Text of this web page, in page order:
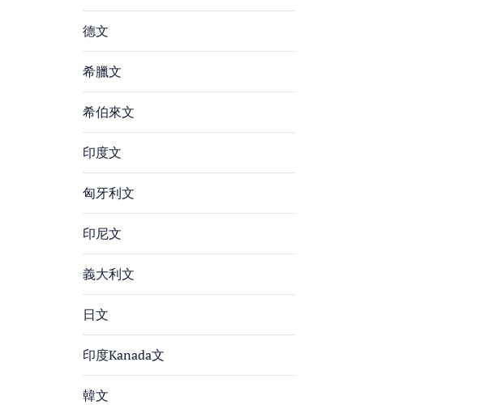
德文
希臘文
希伯來文
印度文
匈牙利文
印尼文
義大利文
日文
印度Kanada文
韓文